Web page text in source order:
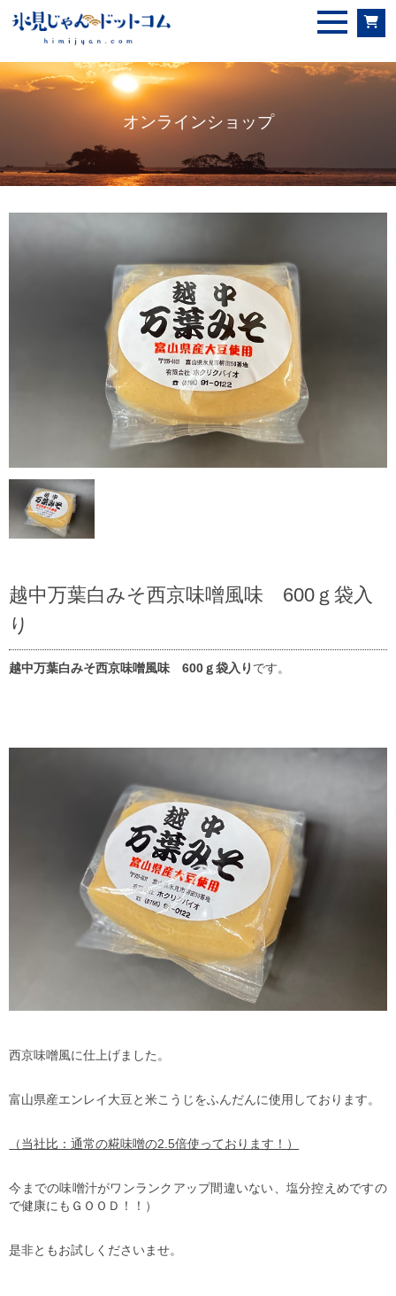
オンラインショップ
越中万葉白みそ西京味噌風味 600ｇ袋入
り
越中万葉白みそ西京味噌風味 600ｇ袋入り です。
西京味噌風に仕上げました。
富山県産エンレイ大豆と米こうじをふんだんに使用しております。
（当社比：通常の糀味噌の2.5倍使っております！）
今までの味噌汁がワンランクアップ間違いない、塩分控えめですの
で健康にもＧＯＯＤ！！）
是非ともお試しくださいませ。